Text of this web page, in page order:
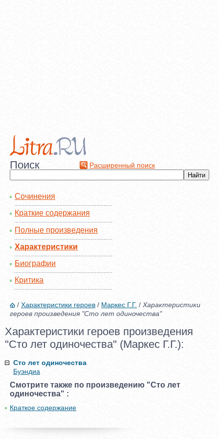
Поиск Расширенный поиск
Сочинения
Краткие содержания
Полные произведения
Характеристики
Биографии
Критика
/ Характеристики героев / Маркес Г.Г. / Характеристики
героев произведения "Сто лет одиночества"
Характеристики героев произведения
"Сто лет одиночества" (Маркес Г.Г.):
Сто лет одиночества
Буэндиа
Смотрите также по произведению "Сто лет
одиночества" :
Краткое содержание